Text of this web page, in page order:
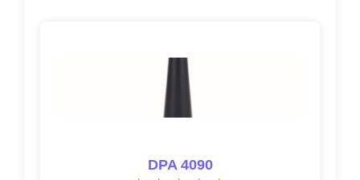
DPA 4090